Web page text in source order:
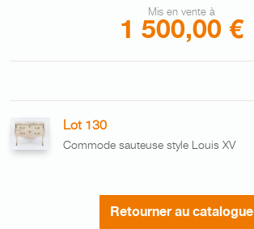
Mis en vente à
1 500,00 €
Lot 130
Commode sauteuse style Louis XV
Retourner au catalogue